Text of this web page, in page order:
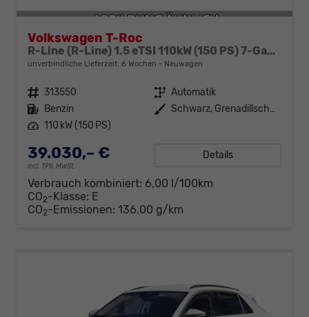
Volkswagen T-Roc
R-Line (R-Line) 1.5 eTSI 110kW (150 PS) 7-Gang-DSG
unverbindliche Lieferzeit: 6 Wochen Neuwagen
Fahrzeugnr. 313550 Getriebe Automatik
Kraftstoff Benzin Außenfarbe
Schwarz, Grenadillschwarz Metallic (0E)
Leistung 110 kW (150 PS)
39.030,– €
incl. 19% MwSt.
Details
Verbrauch kombiniert: 6,00 l/100km
CO2-Klasse: E
CO2-Emissionen: 136,00 g/km